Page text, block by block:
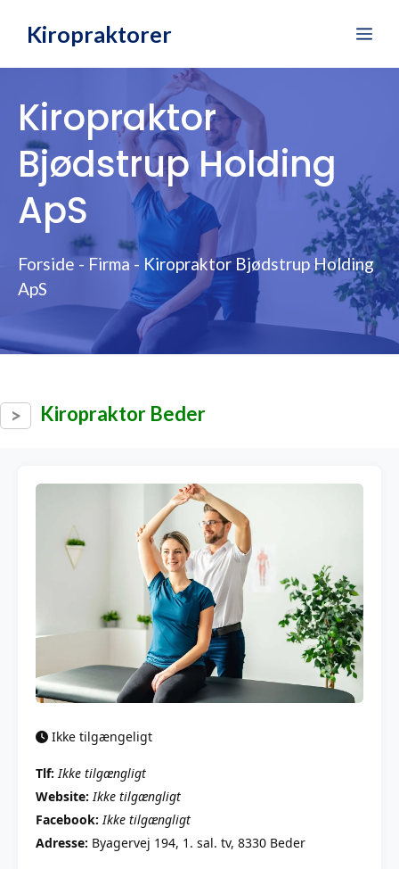
Kiropraktorer
Kiropraktor
Bjødstrup Holding
ApS
Forside - Firma - Kiropraktor Bjødstrup Holding
ApS
Kiropraktor Beder
Ikke tilgængeligt
Tlf: Ikke tilgængligt
Website: Ikke tilgængligt
Facebook: Ikke tilgængligt
Adresse: Byagervej 194, 1. sal. tv, 8330 Beder